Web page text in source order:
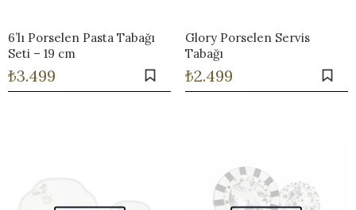
6’lı Porselen Pasta Tabağı
Seti – 19 cm
₺3.499
Glory Porselen Servis
Tabağı
₺2.499